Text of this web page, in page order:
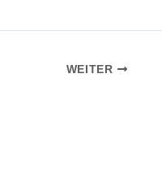
WEITER